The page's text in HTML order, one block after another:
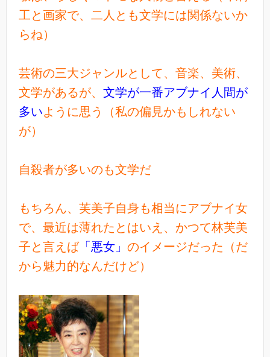
工と画家で、二人とも文学には関係ないか
らね）
芸術の三大ジャンルとして、音楽、美術、
文学があるが、 文学が一番アブナイ人間が
多いように思う（私の偏見かもしれない
が）
自殺者が多いのも文学だ
もちろん、芙美子自身も相当にアブナイ女
で、最近は薄れたとはいえ、かつて林芙美
子と言えば「悪女」 のイメージだった（だ
から魅力的なんだけど）